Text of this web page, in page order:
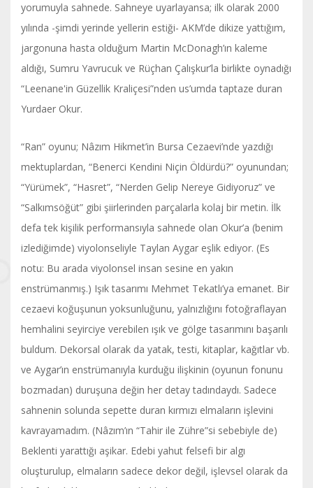
yorumuyla sahnede. Sahneye uyarlayansa; ilk olarak 2000
yılında -şimdi yerinde yellerin estiği- AKM’de dikize yattığım,
jargonuna hasta olduğum Martin McDonagh’ın kaleme
aldığı, Sumru Yavrucuk ve Rüçhan Çalışkur’la birlikte oynadığı
“Leenane'in Güzellik Kraliçesi”nden us’umda taptaze duran
Yurdaer Okur.
“Ran” oyunu; Nâzım Hikmet’in Bursa Cezaevi’nde yazdığı
mektuplardan, “Benerci Kendini Niçin Öldürdü?” oyunundan;
“Yürümek”, “Hasret”, “Nerden Gelip Nereye Gidiyoruz” ve
“Salkımsöğüt” gibi şiirlerinden parçalarla kolaj bir metin. İlk
defa tek kişilik performansıyla sahnede olan Okur’a (benim
izlediğimde) viyolonseliyle Taylan Aygar eşlik ediyor. (Es
notu: Bu arada viyolonsel insan sesine en yakın
enstrümanmış.) Işık tasarımı Mehmet Tekatlı’ya emanet. Bir
cezaevi koğuşunun yoksunluğunu, yalnızlığını fotoğraflayan
hemhalini seyirciye verebilen ışık ve gölge tasarımını başarılı
buldum. Dekorsal olarak da yatak, testi, kitaplar, kağıtlar vb.
ve Aygar’ın enstrümanıyla kurduğu ilişkinin (oyunun fonunu
bozmadan) duruşuna değin her detay tadındaydı. Sadece
sahnenin solunda sepette duran kırmızı elmaların işlevini
kavrayamadım. (Nâzım’ın “Tahir ile Zühre”si sebebiyle de)
Beklenti yarattığı aşikar. Edebi yahut felsefi bir algı
oluşturulup, elmaların sadece dekor değil, işlevsel olarak da